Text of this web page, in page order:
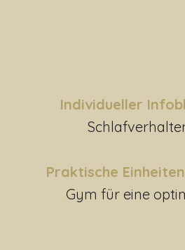
Individueller
Praktische
Gym für eine